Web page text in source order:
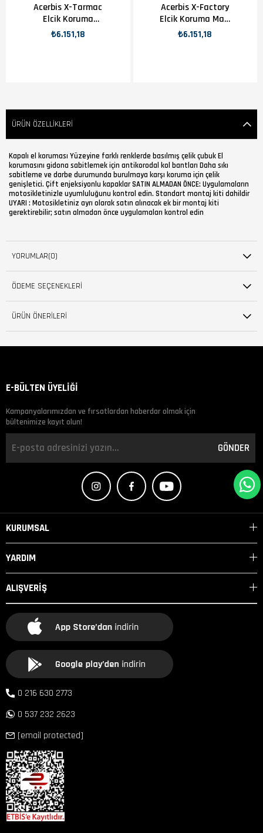
Acerbis X-Tarmac
Elcik Koruma
(Ledsiz)
₺6.151,18
Acerbis X-Factory
Elcik Koruma Mavi
Siyah
₺6.151,18
ÜRÜN ÖZELLIKLERI
Kapalı el koruması Yüzeyine farklı renklerde basılmış çelik çubuk El
korumasını gidona sabitlemek için antikorodal kol bantları Daha sıkı
sabitleme ve darbe durumunda burulmaya karşı koruma için çelik
genişletici. Çift enjeksiyonlu kapaklar SATIN ALMADAN ÖNCE: Uygulamaların
motosikletinizle uyumluluğunu kontrol edin. Standart montaj kiti dahildir
UYARI : Motosikletiniz ayrı olarak satın alınacak ek bir montaj kiti
gerektirebilir; satın almadan önce uygulamaları kontrol edin
YORUMLAR(0)
ÖDEME SEÇENEKLERI
ÜRÜN ÖNERILERI
E-BÜLTEN ÜYELİĞİ
Kampanyalarımızdan ve fırsatlardan haberdar olmak için
bültenimize kayıt olun!
GÖNDER
KURUMSAL
YARDIM
ALIŞVERİŞ
0 216 630 2773
0 537 232 2623
[email protected]